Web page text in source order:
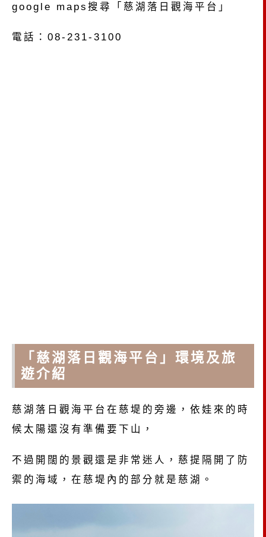
google maps搜尋「慈湖落日觀海平台」
電話：08-231-3100
「慈湖落日觀海平台」環境及旅
遊介紹
慈湖落日觀海平台在慈堤的旁邊，依娃來的時
候太陽還沒有準備要下山，
不過開闊的景觀還是非常迷人，慈提隔開了防
禦的海域，在慈堤內的部分就是慈湖。